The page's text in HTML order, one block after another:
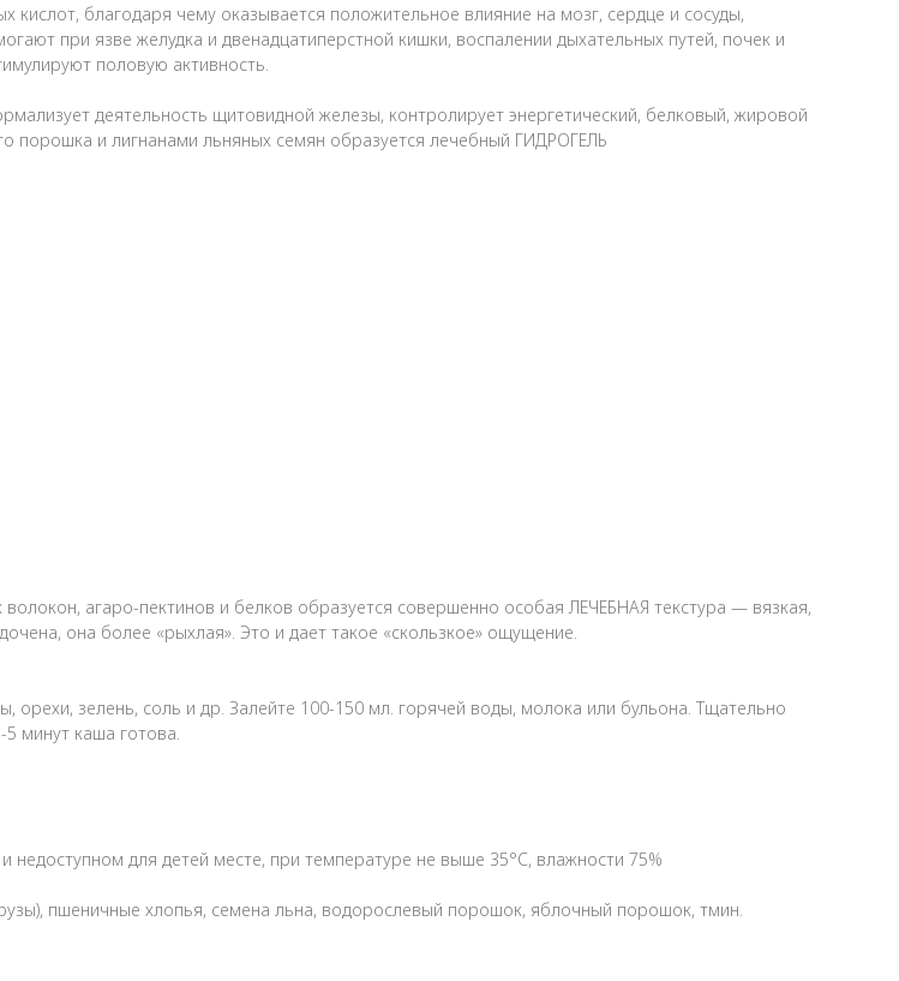
благодаря чему оказывается положительное влияние на мозг, сердце и сосуды,
при язве желудка и двенадцатиперстной кишки, воспалении дыхательных путей, почек и
половую активность.
деятельность щитовидной железы, контролирует энергетический, белковый, жировой
порошка и лигнанами льняных семян образуется лечебный ГИДРОГЕЛЬ
агаро-пектинов и белков образуется совершенно особая ЛЕЧЕБНАЯ текстура — вязкая,
она более «рыхлая». Это и дает такое «скользкое» ощущение.
зелень, соль и др. Залейте 100-150 мл. горячей воды, молока или бульона. Тщательно
минут каша готова.
недоступном для детей месте, при температуре не выше 35°С, влажности 75%
пшеничные хлопья, семена льна, водорослевый порошок, яблочный порошок, тмин.